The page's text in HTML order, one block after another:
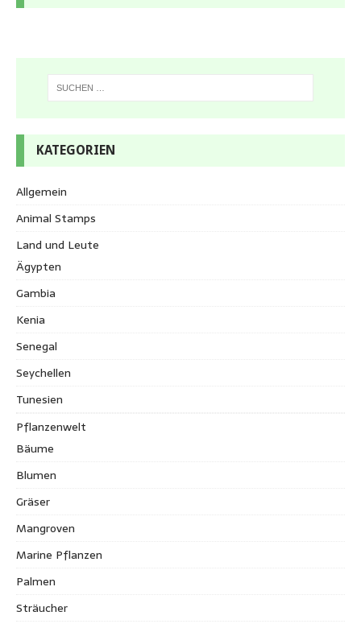
KATEGORIEN
Allgemein
Animal Stamps
Land und Leute
Ägypten
Gambia
Kenia
Senegal
Seychellen
Tunesien
Pflanzenwelt
Bäume
Blumen
Gräser
Mangroven
Marine Pflanzen
Palmen
Sträucher